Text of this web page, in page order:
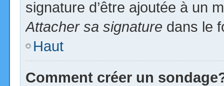
signature d’être ajoutée à un
Attacher sa signature dans le
Haut
Comment créer un